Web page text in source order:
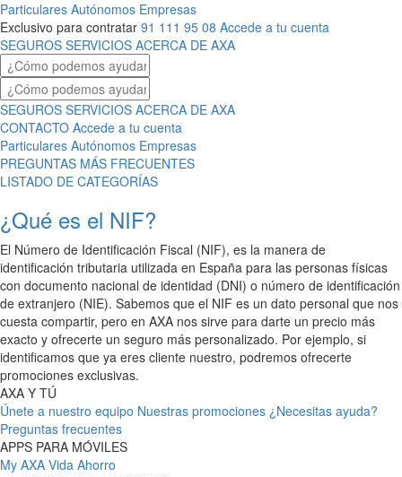
Particulares Autónomos Empresas
Exclusivo para contratar 91 111 95 08 Accede a tu cuenta
SEGUROS SERVICIOS ACERCA DE AXA
SEGUROS SERVICIOS ACERCA DE AXA
CONTACTO Accede a tu cuenta
Particulares Autónomos Empresas
PREGUNTAS MÁS FRECUENTES
LISTADO DE CATEGORÍAS
¿Qué es el NIF?
El Número de Identificación Fiscal (NIF), es la manera de
identificación tributaria utilizada en España para las personas físicas
con documento nacional de identidad (DNI) o número de identificación
de extranjero (NIE). Sabemos que el NIF es un dato personal que nos
cuesta compartir, pero en AXA nos sirve para darte un precio más
exacto y ofrecerte un seguro más personalizado. Por ejemplo, si
identificamos que ya eres cliente nuestro, podremos ofrecerte
promociones exclusivas.
AXA Y TÚ
Únete a nuestro equipo Nuestras promociones ¿Necesitas ayuda?
Preguntas frecuentes
APPS PARA MÓVILES
My AXA Vida Ahorro